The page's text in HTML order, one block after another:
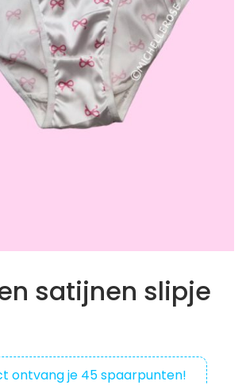
satijnen slipje
ontvang je 45spaarpunten!